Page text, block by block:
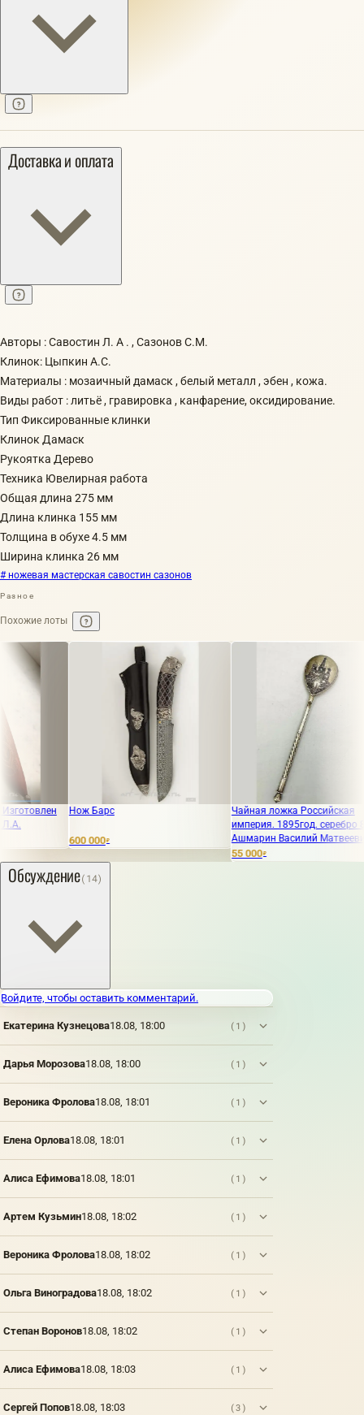
Доставка и оплата
Авторы : Савостин Л. А . , Сазонов С.М.
Клинок: Цыпкин А.С.
Материалы : мозаичный дамаск , белый металл , эбен , кожа.
Виды работ : литьё , гравировка , канфарение, оксидирование.
Тип Фиксированные клинки
Клинок Дамаск
Рукоятка Дерево
Техника Ювелирная работа
Общая длина 275 мм
Длина клинка 155 мм
Толщина в обухе 4.5 мм
Ширина клинка 26 мм
# ножевая мастерская савостин сазонов
Разное
Похожие лоты
Нож Барс
Чайная ложка Российская
империя. 1895год. серебро 84.
Ашмарин Василий Матвеевич
Обсуждение(14)
Войдите, чтобы оставить комментарий.
Екатерина Кузнецова18.08, 18:00 (1)
Дарья Морозова18.08, 18:00 (1)
Вероника Фролова18.08, 18:01 (1)
Елена Орлова18.08, 18:01 (1)
Алиса Ефимова18.08, 18:01 (1)
Артем Кузьмин18.08, 18:02 (1)
Вероника Фролова18.08, 18:02 (1)
Ольга Виноградова18.08, 18:02 (1)
Степан Воронов18.08, 18:02 (1)
Алиса Ефимова18.08, 18:03 (1)
Сергей Попов18.08, 18:03 (3)